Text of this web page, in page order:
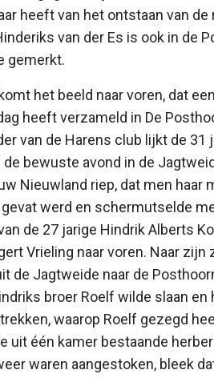
heeft van het ontstaan van
van der Es is ook in de
gemerkt.
het beeld naar voren, dat
heeft verzameld in De
van de Harens club lijkt de 31
bewuste avond in de
Nieuwland riep, dat men haar
werd en schermutselde
de 27 jarige Hindrik Alberts
Vrieling naar voren. Naar zijn
de Jagtweide naar de
broer Roelf wilde slaan
waarop Roelf gezegd
uit één kamer bestaande
waren aangestoken, bleek